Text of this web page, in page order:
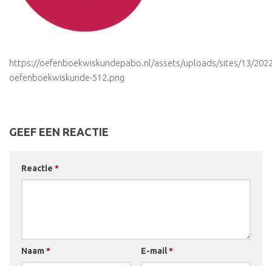
https://oefenboekwiskundepabo.nl/assets/uploads/sites/13/
oefenboekwiskunde-512.png
GEEF EEN REACTIE
Reactie *
Naam * E-mail*